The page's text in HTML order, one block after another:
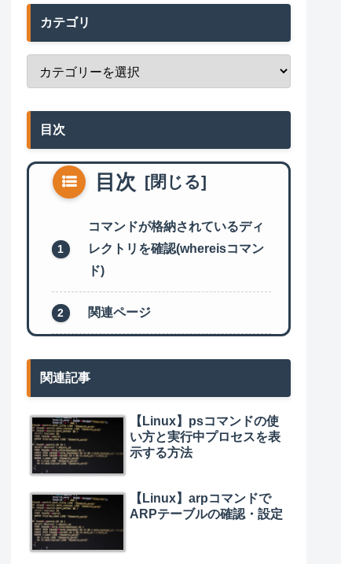
カテゴリ
目次
目次
コマンドが格納されているディ
レクトリを確認(whereisコマン
ド)
関連ページ
関連記事
【Linux】psコマンドの使
い方と実行中プロセスを表
示する方法
【Linux】arpコマンドで
ARPテーブルの確認・設定